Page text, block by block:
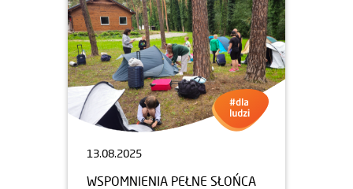
13.08.2025
WSPOMNIENIA PEŁNE SŁOŃCA